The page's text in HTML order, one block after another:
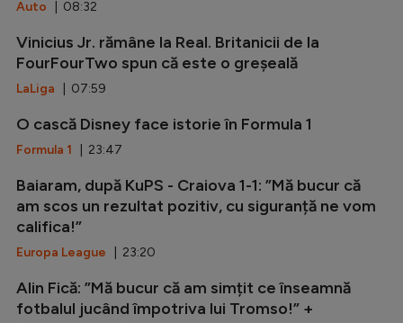
Auto | 08:32
Vinicius Jr. rămâne la Real. Britanicii de la
FourFourTwo spun că este o greșeală
LaLiga | 07:59
O cască Disney face istorie în Formula 1
Formula 1 | 23:47
Baiaram, după KuPS - Craiova 1-1: ”Mă bucur că
am scos un rezultat pozitiv, cu siguranță ne vom
califica!”
Europa League | 23:20
Alin Fică: ”Mă bucur că am simțit ce înseamnă
fotbalul jucând împotriva lui Tromso!” +